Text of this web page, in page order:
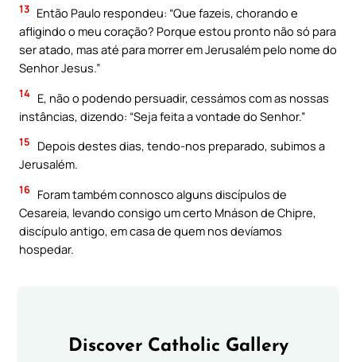
13 Então Paulo respondeu: “Que fazeis, chorando e
afligindo o meu coração? Porque estou pronto não só para
ser atado, mas até para morrer em Jerusalém pelo nome do
Senhor Jesus.”
14 E, não o podendo persuadir, cessámos com as nossas
instâncias, dizendo: “Seja feita a vontade do Senhor.”
15
Depois destes dias, tendo-nos preparado, subimos a
Jerusalém.
16 Foram também connosco alguns discípulos de
Cesareia, levando consigo um certo Mnáson de Chipre,
discípulo antigo, em casa de quem nos devíamos
hospedar.
Discover Catholic Gallery